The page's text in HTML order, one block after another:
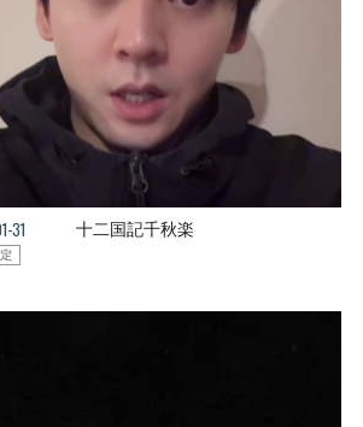
31 十二国記千秋楽